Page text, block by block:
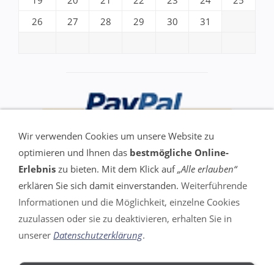
26
27 28 29 30 31
VERTRAG WIDERRUFEN
Impressum
Wir verwenden Cookies um unsere Website zu
optimieren und Ihnen das bestmögliche Online-
Erlebnis zu bieten. Mit dem Klick auf„Alle erlauben“
erklären Sie sich damit einverstanden. Weiterführende
Informationen und die Möglichkeit, einzelne Cookies
zuzulassen oder sie zu deaktivieren, erhalten Sie in
unserer Datenschutzerklärung.